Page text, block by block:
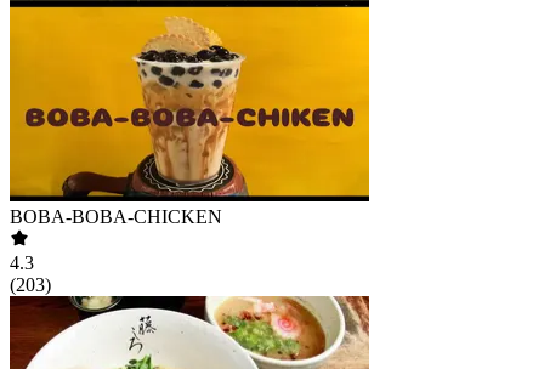
BOBA-BOBA-CHICKEN
4.3
(203)